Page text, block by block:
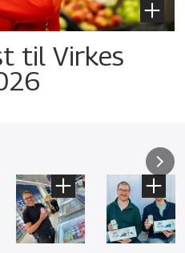
til Virkes